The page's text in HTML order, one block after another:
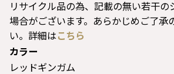
リサイクル品の為、記載の無い若干の
場合がございます。あらかじめご了承
い。詳細は こちら
カラー
レッドギンガム